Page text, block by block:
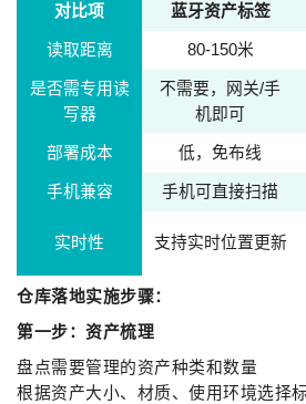
对比项 蓝牙资产标签
读取距离 80-150米
是否需专用读
写器
不需要，网关/手
机即可
部署成本 低，免布线
手机兼容 手机可直接扫描
实时性 支持实时位置更新
仓库落地实施步骤：
第一步：资产梳理
盘点需要管理的资产种类和数量
根据资产大小、材质、使用环境选择